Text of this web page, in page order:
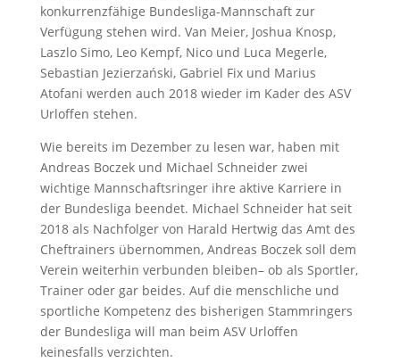
konkurrenzfähige Bundesliga-Mannschaft zur
Verfügung stehen wird. Van Meier, Joshua Knosp,
Laszlo Simo, Leo Kempf, Nico und Luca Megerle,
Sebastian Jezierzański, Gabriel Fix und Marius
Atofani werden auch 2018 wieder im Kader des ASV
Urloffen stehen.
Wie bereits im Dezember zu lesen war, haben mit
Andreas Boczek und Michael Schneider zwei
wichtige Mannschaftsringer ihre aktive Karriere in
der Bundesliga beendet. Michael Schneider hat seit
2018 als Nachfolger von Harald Hertwig das Amt des
Cheftrainers übernommen, Andreas Boczek soll dem
Verein weiterhin verbunden bleiben– ob als Sportler,
Trainer oder gar beides. Auf die menschliche und
sportliche Kompetenz des bisherigen Stammringers
der Bundesliga will man beim ASV Urloffen
keinesfalls verzichten.